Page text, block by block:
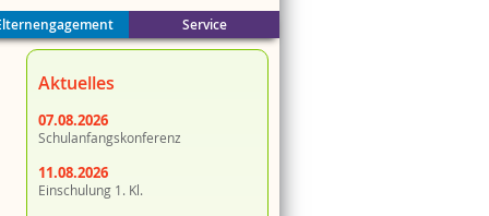
Service
Aktuelles
07.08.2026
Schulanfangskonferenz
11.08.2026
Einschulung 1. Kl.